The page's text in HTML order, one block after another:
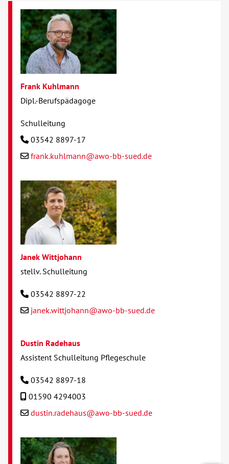
Frank Kuhlmann
Dipl.-Berufspädagoge
Schulleitung
03542 8897-17
frank.kuhlmann@awo-bb-sued.de
Janek Wittjohann
stellv. Schulleitung
03542 8897-22
janek.wittjohann@awo-bb-sued.de
Dustin Radehaus
Assistent Schulleitung Pflegeschule
03542 8897-18
01590 4294003
dustin.radehaus@awo-bb-sued.de